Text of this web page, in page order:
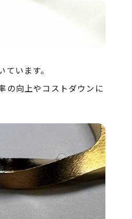
います。
の向上やコストダウンに